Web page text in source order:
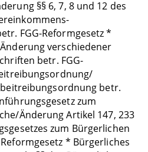
§§ 6, 7, 8 und 12 des
FGG-Reformgesetz *
verschiedener
betr. FGG-
betr.
zum
Änderung Artikel 147, 233
zum Bürgerlichen
* Bürgerliches